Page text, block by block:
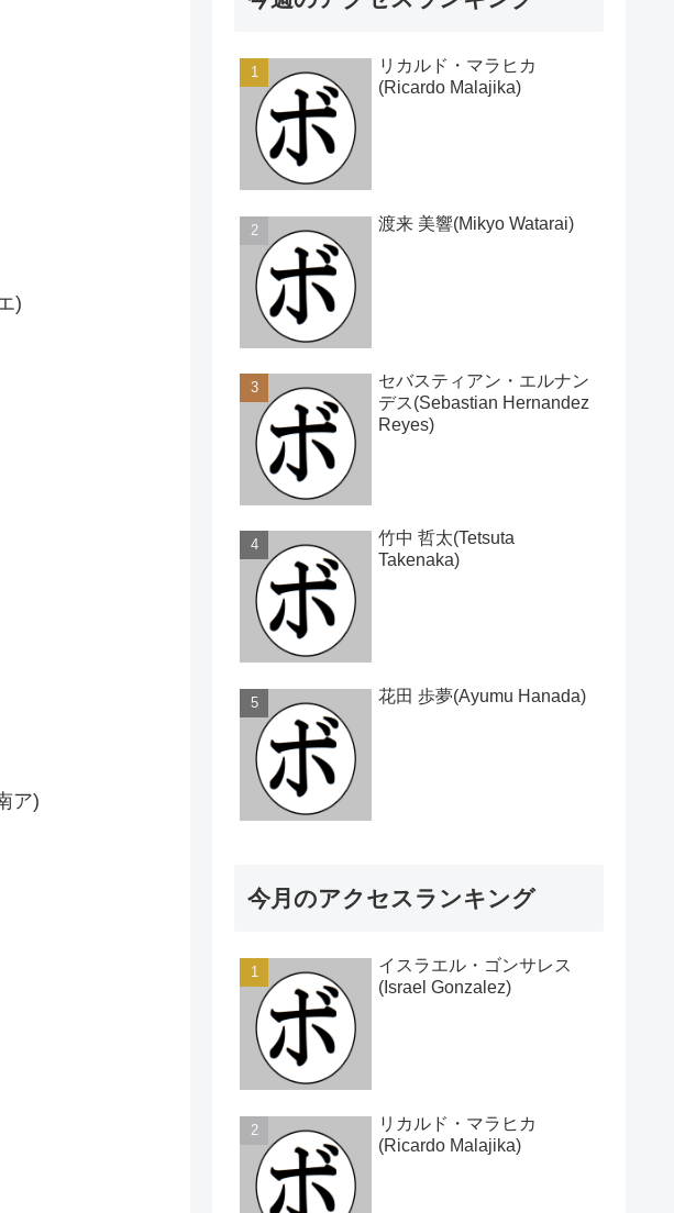
)
ア)
リカルド・マラヒカ
(Ricardo Malajika)
渡来 美響(Mikyo Watarai)
セバスティアン・エルナン
デス(Sebastian Hernandez
Reyes)
竹中 哲太(Tetsuta
Takenaka)
花田 歩夢(Ayumu Hanada)
今月のアクセスランキング
イスラエル・ゴンサレス
(Israel Gonzalez)
リカルド・マラヒカ
(Ricardo Malajika)